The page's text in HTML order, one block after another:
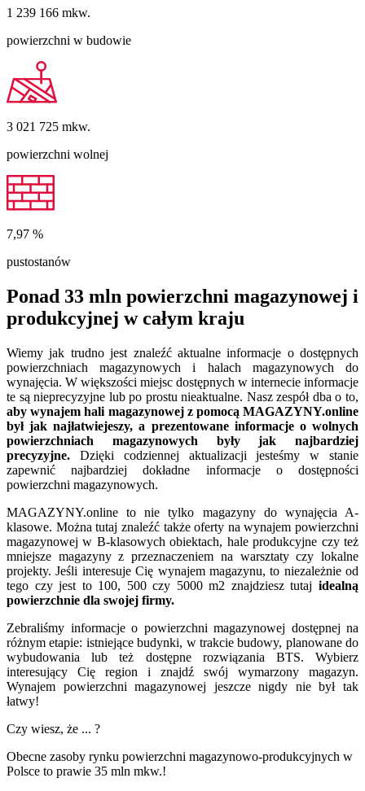
1 239 166 mkw.
powierzchni w budowie
3 021 725 mkw.
powierzchni wolnej
7,97 %
pustostanów
Ponad 33 mln powierzchni magazynowej i
produkcyjnej w całym kraju
Wiemy jak trudno jest znaleźć aktualne informacje o dostępnych
powierzchniach magazynowych i halach magazynowych do
wynajęcia. W większości miejsc dostępnych w internecie informacje
te są nieprecyzyjne lub po prostu nieaktualne. Nasz zespół dba o to,
aby wynajem hali magazynowej z pomocą MAGAZYNY.online
był jak najłatwiejeszy, a prezentowane informacje o wolnych
powierzchniach magazynowych były jak najbardziej
precyzyjne. Dzięki codziennej aktualizacji jesteśmy w stanie
zapewnić najbardziej dokładne informacje o dostępności
powierzchni magazynowych.
MAGAZYNY.online to nie tylko magazyny do wynajęcia A-
klasowe. Można tutaj znaleźć także oferty na wynajem powierzchni
magazynowej w B-klasowych obiektach, hale produkcyjne czy też
mniejsze magazyny z przeznaczeniem na warsztaty czy lokalne
projekty. Jeśli interesuje Cię wynajem magazynu, to niezależnie od
tego czy jest to 100, 500 czy 5000 m2 znajdziesz tutaj idealną
powierzchnie dla swojej firmy.
Zebraliśmy informacje o powierzchni magazynowej dostępnej na
różnym etapie: istniejące budynki, w trakcie budowy, planowane do
wybudowania lub też dostępne rozwiązania BTS. Wybierz
interesujący Cię region i znajdź swój wymarzony magazyn.
Wynajem powierzchni magazynowej jeszcze nigdy nie był tak
łatwy!
Czy wiesz, że ... ?
Obecne zasoby rynku powierzchni magazynowo-produkcyjnych w
Polsce to prawie 35 mln mkw.!